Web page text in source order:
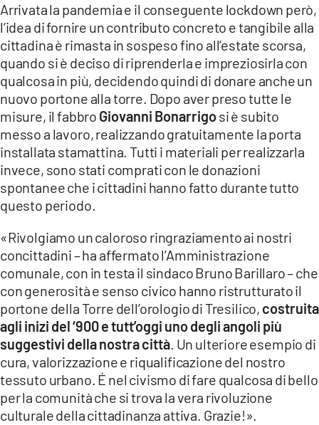
CATANZAROCHANNEL.IT
LACAPITALENEWS.IT
App
ANDROID
APPLE
Arrivata la pandemia e il conseguente lockdown però,
l’idea di fornire un contributo concreto e tangibile alla
cittadina è rimasta in sospeso fino all’estate scorsa,
quando si è deciso di riprenderla e impreziosirla con
qualcosa in più, decidendo quindi di donare anche un
nuovo portone alla torre. Dopo aver preso tutte le
misure, il fabbro Giovanni Bonarrigosi è subito
messo a lavoro, realizzando gratuitamente la porta
installata stamattina. Tutti i materiali per realizzarla
invece, sono stati comprati con le donazioni
spontanee che i cittadini hanno fatto durante tutto
questo periodo.
«Rivolgiamo un caloroso ringraziamento ai nostri
concittadini – ha affermato l’Amministrazione
comunale, con in testa il sindaco Bruno Barillaro – che
con generosità e senso civico hanno ristrutturato il
portone della Torre dell’orologio di Tresilico, costruita
agli inizi del ‘900 e tutt’oggi uno degli angoli più
suggestivi della nostra città. Un ulteriore esempio di
cura, valorizzazione e riqualificazione del nostro
tessuto urbano. É nel civismo di fare qualcosa di bello
per la comunità che si trova la vera rivoluzione
culturale della cittadinanza attiva. Grazie!».